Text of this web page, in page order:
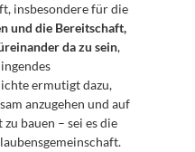
insbesondere für die
und die Bereitschaft,
da zu sein,
ermutigt dazu,
anzugehen und auf
bauen – sei es die